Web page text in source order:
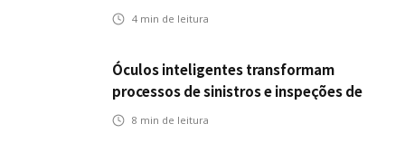
mobilidade autônoma transforma o
4 min de leitura
Óculos inteligentes transformam
processos de sinistros e inspeções de
seguros
8 min de leitura